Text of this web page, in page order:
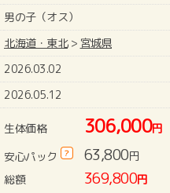
男の子（オス）
北海道・東北> 宮城県
2026.03.02
2026.05.12
生体価格 306,000円
安心パック
? 63,800円
総額
369,800円